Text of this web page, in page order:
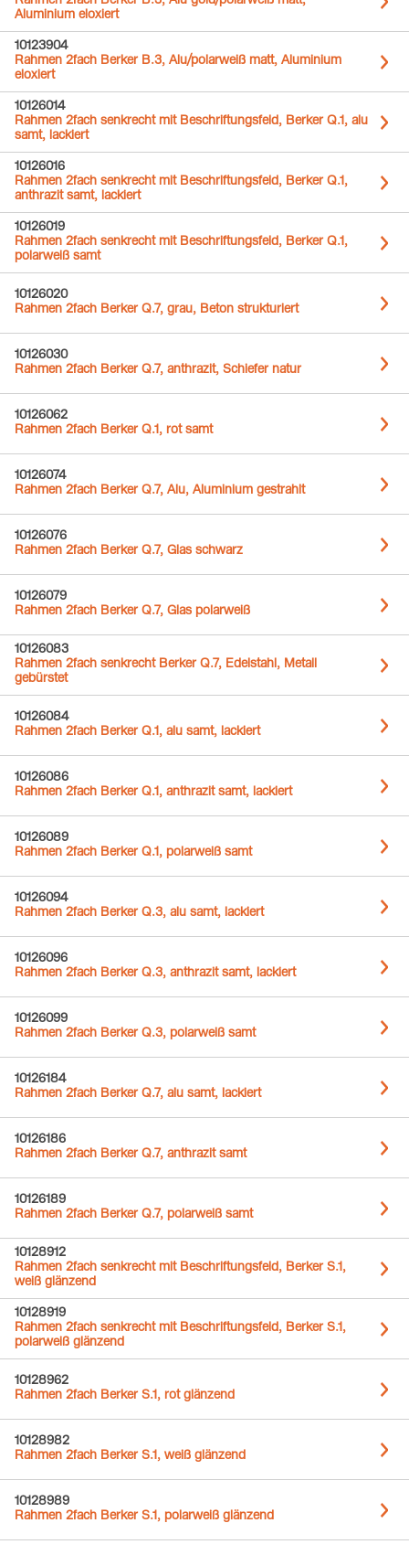
Aluminium eloxiert
10123904
Rahmen 2fach Berker B.3, Alu/polarweiß matt, Aluminium
eloxiert
10126014
Rahmen 2fach senkrecht mit Beschriftungsfeld, Berker Q.1, alu
samt, lackiert
10126016
Rahmen 2fach senkrecht mit Beschriftungsfeld, Berker Q.1,
anthrazit samt, lackiert
10126019
Rahmen 2fach senkrecht mit Beschriftungsfeld, Berker Q.1,
polarweiß samt
10126020
Rahmen 2fach Berker Q.7, grau, Beton strukturiert
10126030
Rahmen 2fach Berker Q.7, anthrazit, Schiefer natur
10126062
Rahmen 2fach Berker Q.1, rot samt
10126074
Rahmen 2fach Berker Q.7, Alu, Aluminium gestrahlt
10126076
Rahmen 2fach Berker Q.7, Glas schwarz
10126079
Rahmen 2fach Berker Q.7, Glas polarweiß
10126083
Rahmen 2fach senkrecht Berker Q.7, Edelstahl, Metall
gebürstet
10126084
Rahmen 2fach Berker Q.1, alu samt, lackiert
10126086
Rahmen 2fach Berker Q.1, anthrazit samt, lackiert
10126089
Rahmen 2fach Berker Q.1, polarweiß samt
10126094
Rahmen 2fach Berker Q.3, alu samt, lackiert
10126096
Rahmen 2fach Berker Q.3, anthrazit samt, lackiert
10126099
Rahmen 2fach Berker Q.3, polarweiß samt
10126184
Rahmen 2fach Berker Q.7, alu samt, lackiert
10126186
Rahmen 2fach Berker Q.7, anthrazit samt
10126189
Rahmen 2fach Berker Q.7, polarweiß samt
10128912
Rahmen 2fach senkrecht mit Beschriftungsfeld, Berker S.1,
weiß glänzend
10128919
Rahmen 2fach senkrecht mit Beschriftungsfeld, Berker S.1,
polarweiß glänzend
10128962
Rahmen 2fach Berker S.1, rot glänzend
10128982
Rahmen 2fach Berker S.1, weiß glänzend
10128989
Rahmen 2fach Berker S.1, polarweiß glänzend